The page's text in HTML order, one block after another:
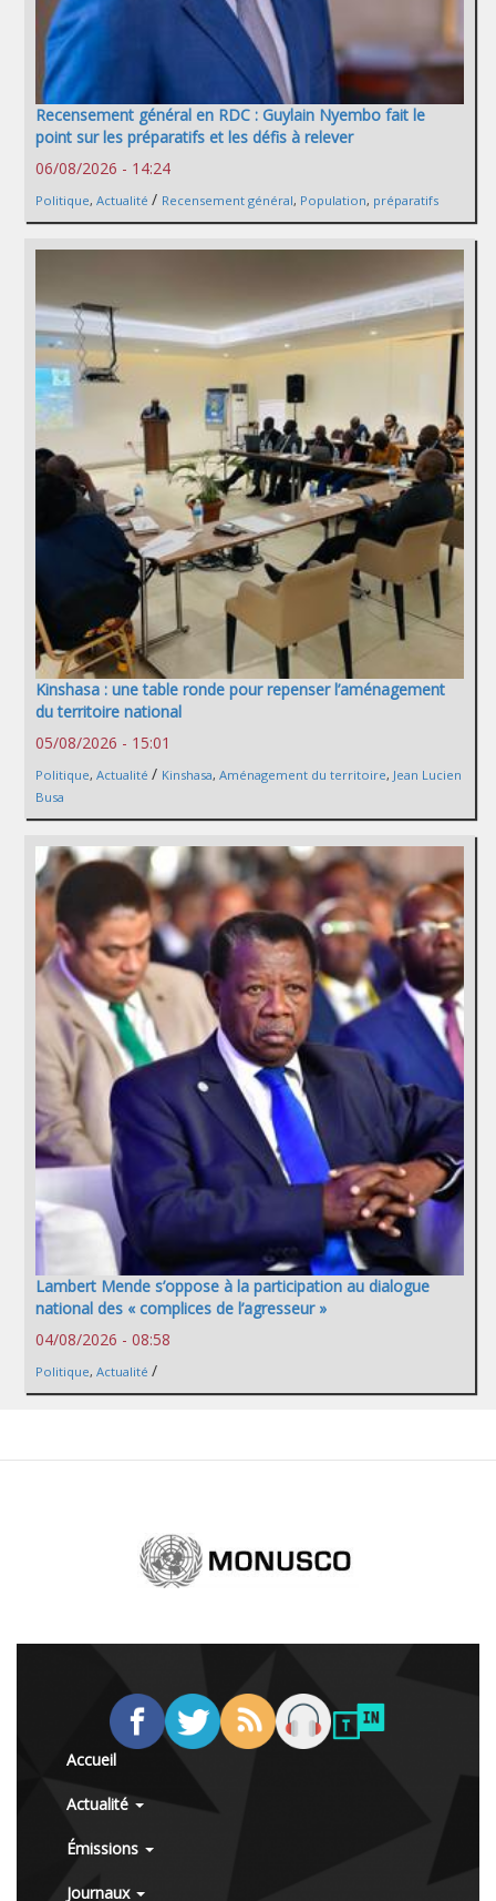
Recensement général en RDC : Guylain Nyembo fait le
point sur les préparatifs et les défis à relever
06/08/2026 - 14:24
Politique, Actualité / Recensement général, Population, préparatifs
Kinshasa : une table ronde pour repenser l’aménagement
du territoire national
05/08/2026 - 15:01
Politique, Actualité / Kinshasa, Aménagement du territoire, Jean Lucien
Busa
Lambert Mende s’oppose à la participation au dialogue
national des « complices de l’agresseur »
04/08/2026 - 08:58
Politique, Actualité /
Accueil
Actualité
Émissions
Journaux